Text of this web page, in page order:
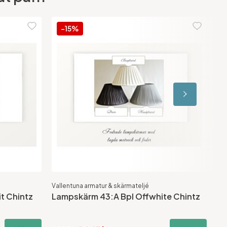
Chintz
-15%
Vallentuna armatur & skärmateljé
Lampskärm 43:A Bpl Offwhite Chintz